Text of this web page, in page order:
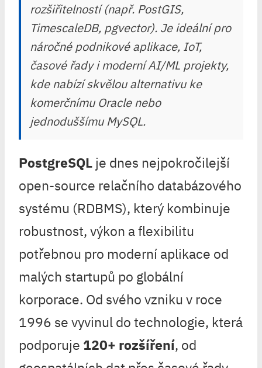
rozšiřitelností (např. PostGIS,
TimescaleDB, pgvector). Je ideální pro
náročné podnikové aplikace, IoT,
časové řady i moderní AI/ML projekty,
kde nabízí skvělou alternativu ke
komerčnímu Oracle nebo
jednoduššímu MySQL.
PostgreSQL je dnes nejpokročilejší
open-source relačního databázového
systému (RDBMS), který kombinuje
robustnost, výkon a flexibilitu
potřebnou pro moderní aplikace od
malých startupů po globální
korporace. Od svého vzniku v roce
1996 se vyvinul do technologie, která
podporuje 120+ rozšíření, od